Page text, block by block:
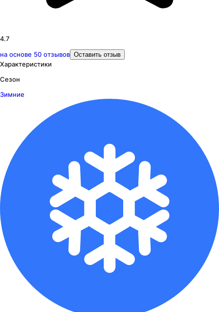
4.7
на основе 50 отзывов Оставить отзыв
Характеристики
Сезон
Зимние